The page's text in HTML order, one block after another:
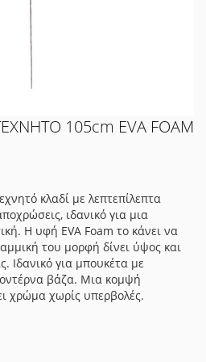
105cm EVA FOAM
κλαδί με λεπτεπίλεπτα
ιδανικό για μια
Η υφή EVA Foam το κάνει να
του μορφή δίνει ύψος και
Ιδανικό για μπουκέτα με
βάζα. Μια κομψή
χρώμα χωρίς υπερβολές.